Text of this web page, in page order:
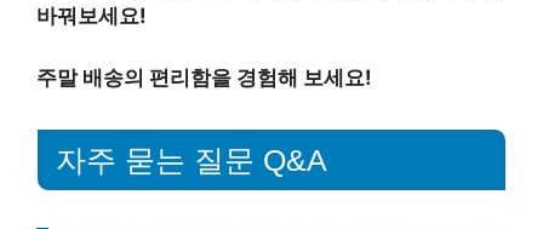
바꿔보세요!
주말 배송의 편리함을 경험해 보세요!
자주 묻는 질문 Q&A